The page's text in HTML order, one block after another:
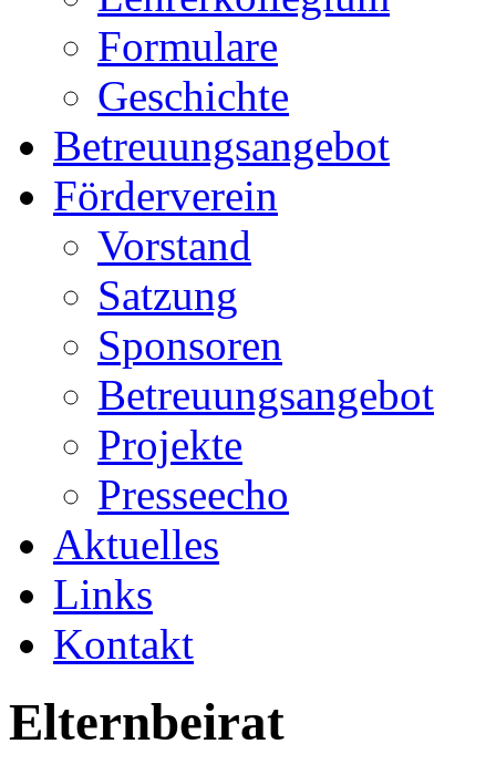
Formulare
Geschichte
Betreuungsangebot
Förderverein
Vorstand
Satzung
Sponsoren
Betreuungsangebot
Projekte
Presseecho
Aktuelles
Links
Kontakt
Elternbeirat